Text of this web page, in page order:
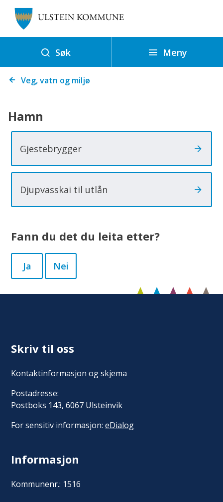
s
e
m
u
Søk Meny
Du Veg, vatn og miljø
Hamn
Gjestebrygger
Djupvasskai til utlån
Fann du det du leita etter?
Ja Nei
Skriv til oss
Kontaktinformasjon og skjema
Postadresse:
Postboks 143, 6067 Ulsteinvik
For sensitiv informasjon:eDialog
Informasjon
Kommunenr.: 1516